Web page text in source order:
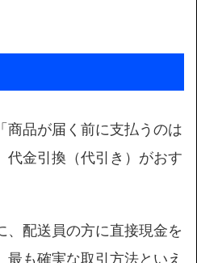
商品が届く前に支払うのは
代金引換（代引き）がおす
、配送員の方に直接現金を
も確実な取引方法といえ